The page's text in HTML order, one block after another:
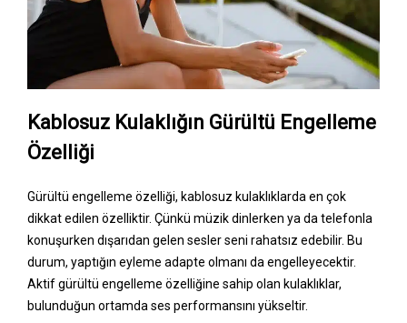
Kablosuz Kulaklığın Gürültü Engelleme
Özelliği
Gürültü engelleme özelliği, kablosuz kulaklıklarda en çok
dikkat edilen özelliktir. Çünkü müzik dinlerken ya da telefonla
konuşurken dışarıdan gelen sesler seni rahatsız edebilir. Bu
durum, yaptığın eyleme adapte olmanı da engelleyecektir.
Aktif gürültü engelleme özelliğine sahip olan kulaklıklar,
bulunduğun ortamda ses performansını yükseltir.